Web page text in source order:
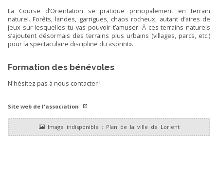
La Course d’Orientation se pratique principalement en terrain
naturel. Forêts, landes, garrigues, chaos rocheux, autant d’aires de
jeux sur lesquelles tu vas pouvoir t’amuser. À ces terrains naturels
s’ajoutent désormais des terrains plus urbains (villages, parcs, etc.)
pour la spectaculaire discipline du «sprint».
Formation des bénévoles
N'hésitez pas à nous contacter !
Site web de l'association